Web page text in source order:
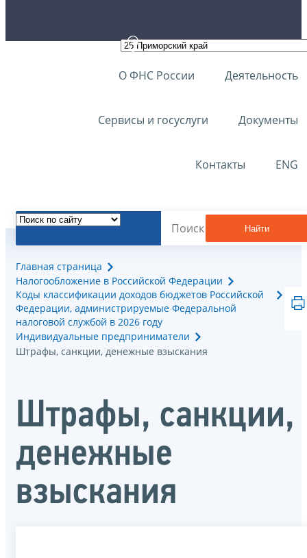
О ФНС России Деятельность
Сервисы и госуслуги Документы
Контакты ENG
Найти
Главная страница
Налогообложение в Российской Федерации
Коды классификации доходов бюджетов Российской
Федерации, администрируемые Федеральной
налоговой службой в 2026 году
Индивидуальные предприниматели
Штрафы, санкции, денежные взыскания
Штрафы, санкции,
денежные
взыскания